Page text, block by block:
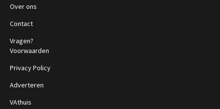
Over ons
Contact
Vragen?
Voorwaarden
Privacy Policy
Adverteren
VAthuis